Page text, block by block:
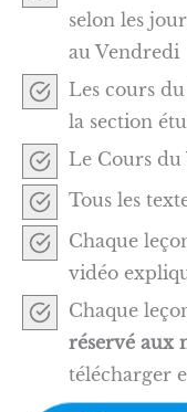
selon les
au Vendredi
Les cours
la section
Le Cours du
Tous les
Chaque
vidéo
Chaque
réservé aux
télécharger